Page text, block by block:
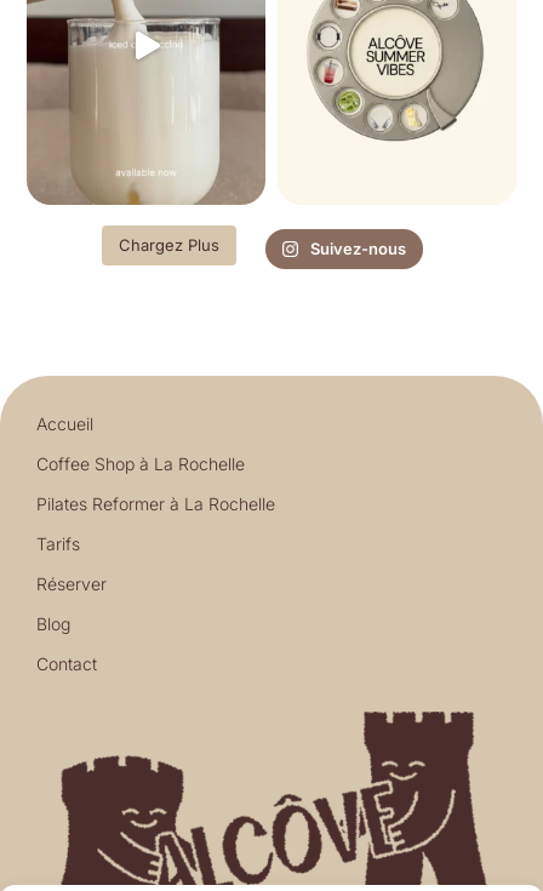
Chargez Plus Suivez-nous
Accueil
Coffee Shop à La Rochelle
Pilates Reformer à La Rochelle
Tarifs
Réserver
Blog
Contact